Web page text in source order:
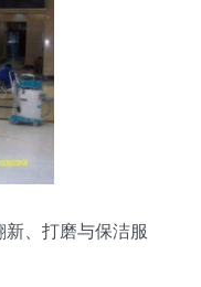
、打磨与保洁服